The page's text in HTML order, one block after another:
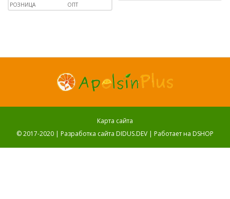
РОЗНИЦА ОПТ
Карта сайта
© 2017-2020 | Разработка сайта DIDUS.DEV | Работает на DSHOP